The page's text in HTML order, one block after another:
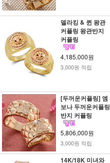
델라킹 & 퀸 왕관
커플링 왕관반지
커플링
4,185,000원
3,000원 적립
[두꺼운커플링] 엠
보나 두꺼운커플링
반지 커플링
5,806,000원
3,000원 적립
14K/18K 미녀와